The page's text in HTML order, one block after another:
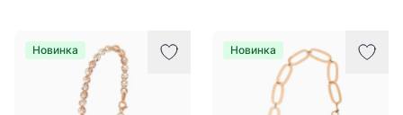
Новинка Новинка